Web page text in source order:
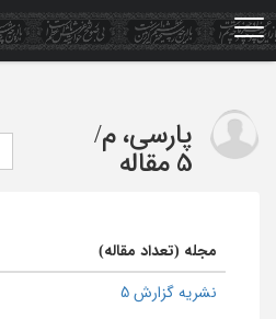
Skip
to
main
پارسی، م/
5 مقاله
مجله (تعداد مقاله)
نشریه گزارش 5